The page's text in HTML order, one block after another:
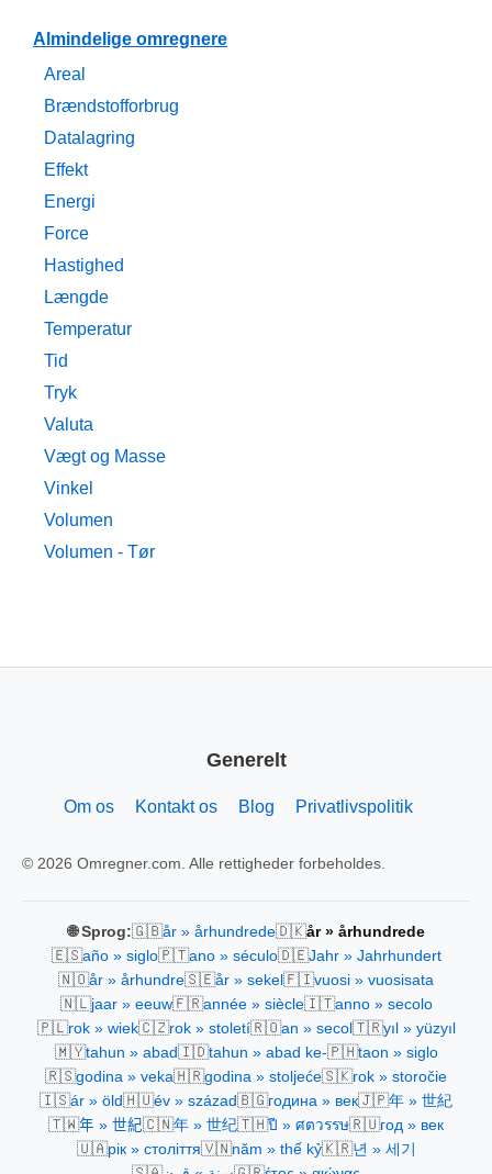
Almindelige omregnere
Areal
Brændstofforbrug
Datalagring
Effekt
Energi
Force
Hastighed
Længde
Temperatur
Tid
Tryk
Valuta
Vægt og Masse
Vinkel
Volumen
Volumen - Tør
Generelt
Om os Kontakt os Blog Privatlivspolitik
© 2026 Omregner.com. Alle rettigheder forbeholdes.
🌐 Sprog:🇬🇧år » århundrede🇩🇰år » århundrede
🇪🇸año » siglo🇵🇹ano » século🇩🇪Jahr » Jahrhundert
🇳🇴år » århundre🇸🇪år » sekel 🇫🇮vuosi » vuosisata
🇳🇱jaar » eeuw🇫🇷année » siècle🇮🇹anno » secolo
🇵🇱rok » wiek🇨🇿rok » století🇷🇴an » secol🇹🇷yıl » yüzyıl
🇲🇾tahun » abad🇮🇩tahun » abad ke-🇵🇭taon » siglo
🇷🇸godina » veka🇭🇷godina » stoljeće🇸🇰rok » storočie
🇮🇸ár » öld🇭🇺év » század🇧🇬година » век🇯🇵年 » 世紀
🇹🇼年 » 世紀🇨🇳年 » 世纪🇹🇭ปี » ศตวรรษ🇷🇺год » век
🇺🇦рік » століття🇻🇳năm » thế kỷ🇰🇷년 » 세기